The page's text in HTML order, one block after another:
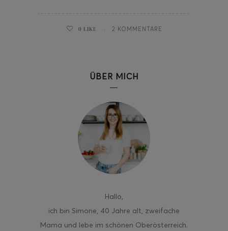
0 LIKE 2 KOMMENTARE
ÜBER MICH
Hallo,
ich bin Simone, 40 Jahre alt, zweifache
Mama und lebe im schönen Oberösterreich.